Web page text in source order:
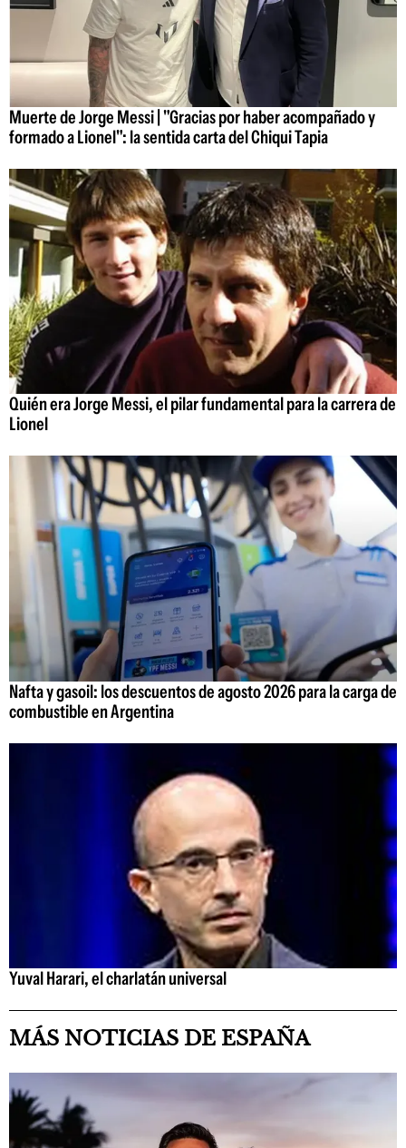
Muerte de Jorge Messi | "Gracias por haber acompañado y
formado a Lionel": la sentida carta del Chiqui Tapia
Quién era Jorge Messi, el pilar fundamental para la carrera de
Lionel
Nafta y gasoil: los descuentos de agosto 2026 para la carga de
combustible en Argentina
Yuval Harari, el charlatán universal
MÁS NOTICIAS DE ESPAÑA